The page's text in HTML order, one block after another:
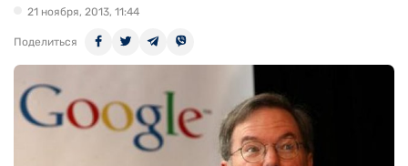
21 ноября, 2013, 11:44
Поделиться